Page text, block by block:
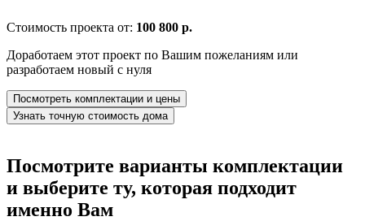
Стоимость проекта от: 100 800 р.
Доработаем этот проект по Вашим пожеланиям или
разработаем новый с нуля
Посмотреть комплектации и цены
Узнать точную стоимость дома
Посмотрите варианты комплектации
и выберите ту, которая подходит
именно Вам